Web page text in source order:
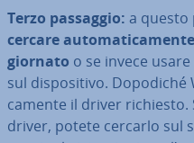
Terzo passaggio: a questo
cercare
gior­na­to o se invece
sul di­spo­si­ti­vo.
ca­men­te il driver
driver, potete cercarlo sul